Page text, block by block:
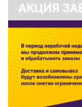
АКЦИЯ